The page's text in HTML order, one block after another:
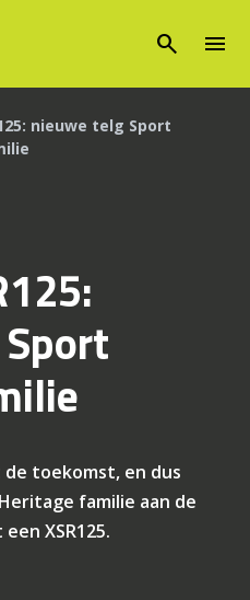
search menu
nieuwe telg Sport
toekomst, en dus
familie aan de
XSR125.